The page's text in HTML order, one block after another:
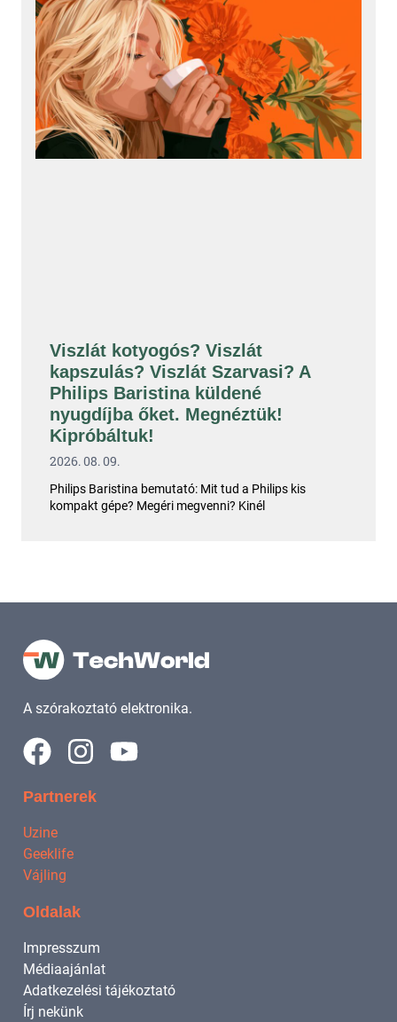
Viszlát kotyogós? Viszlát
kapszulás? Viszlát Szarvasi? A
Philips Baristina küldené
nyugdíjba őket. Megnéztük!
Kipróbáltuk!
2026. 08. 09.
Philips Baristina bemutató: Mit tud a Philips kis
kompakt gépe? Megéri megvenni? Kinél
A szórakoztató elektronika.
Partnerek
Uzine
Geeklife
Vájling
Oldalak
Impresszum
Médiaajánlat
Adatkezelési tájékoztató
Írj nekünk